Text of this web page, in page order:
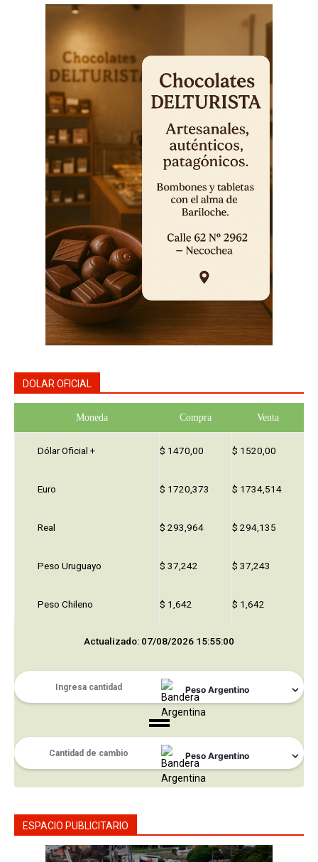
DOLAR OFICIAL
Moneda Compra Venta
Dólar Oficial + $ 1470,00 $ 1520,00
Euro $ 1720,373 $ 1734,514
Real $ 293,964 $ 294,135
Peso Uruguayo $ 37,242 $ 37,243
Peso Chileno $ 1,642 $ 1,642
Actualizado: 07/08/2026 15:55:00
ESPACIO PUBLICITARIO